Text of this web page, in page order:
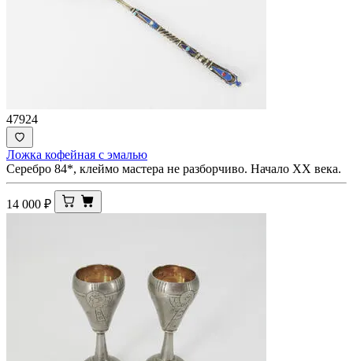
47924
Ложка кофейная с эмалью
Серебро 84*, клеймо мастера не разборчиво. Начало XX века.
14 000 ₽